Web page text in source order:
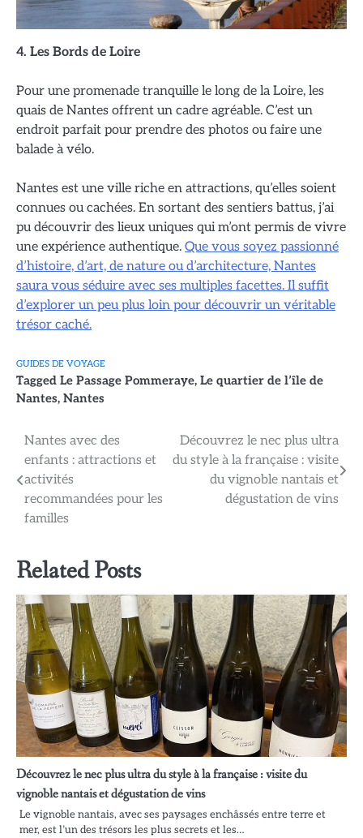
4. Les Bords de Loire
Pour une promenade tranquille le long de la Loire, les
quais de Nantes offrent un cadre agréable. C’est un
endroit parfait pour prendre des photos ou faire une
balade à vélo.
Nantes est une ville riche en attractions, qu’elles soient
connues ou cachées. En sortant des sentiers battus, j’ai
pu découvrir des lieux uniques qui m’ont permis de vivre
une expérience authentique. Que vous soyez passionné
d’histoire, d’art, de nature ou d’architecture, Nantes
saura vous séduire avec ses multiples facettes. Il suffit
d’explorer un peu plus loin pour découvrir un véritable
trésor caché.
GUIDES DE VOYAGE
Tagged Le Passage Pommeraye, Le quartier de l’île de
Nantes, Nantes
Navigation
de
l’article
Nantes avec des
enfants : attractions et
activités
recommandées pour les
familles
Découvrez le nec plus ultra
du style à la française : visite
du vignoble nantais et
dégustation de vins
Related Posts
Découvrez le nec plus ultra du style à la française : visite du
vignoble nantais et dégustation de vins
Le vignoble nantais, avec ses paysages enchâssés entre terre et
mer, est l’un des trésors les plus secrets et les…